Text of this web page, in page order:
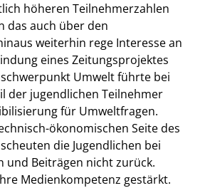
höheren Teilnehmerzahlen
das auch über den
weiterhin rege Interesse an
eines Zeitungsprojektes
Umwelt führte bei
der jugendlichen Teilnehmer
für Umweltfragen.
ökonomischen Seite des
die Jugendlichen bei
und Beiträgen nicht zurück.
Medienkompetenz gestärkt.